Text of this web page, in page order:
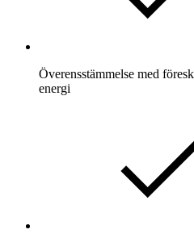
Överensstämmelse med
energi